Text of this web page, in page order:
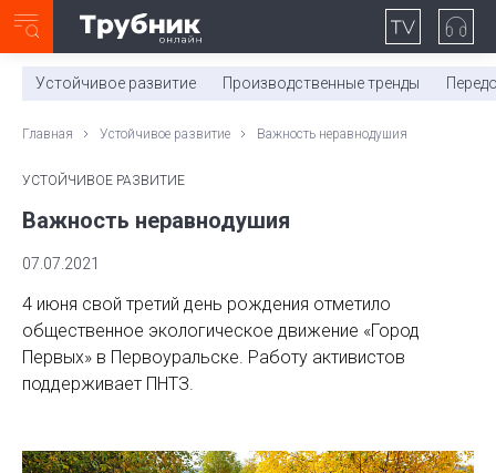
0:00/ 11:03
Устойчивое развитие Производственные тренды
Главная Устойчивое развитие Важность неравнодушия
УСТОЙЧИВОЕ РАЗВИТИЕ
Важность неравнодушия
07.07.2021
4 июня свой третий день рождения отметило
общественное экологическое движение «Город
Первых» в Первоуральске. Работу активистов
поддерживает ПНТЗ.